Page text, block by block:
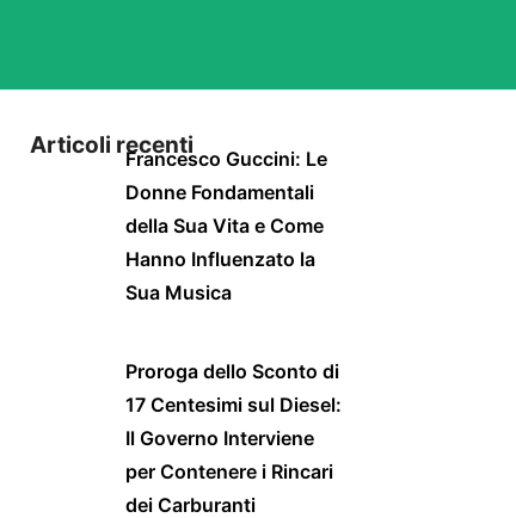
Articoli recentiFrancesco Guccini: Le
Donne Fondamentali
della Sua Vita e Come
Hanno Influenzato la
Sua Musica
Proroga dello Sconto di
17 Centesimi sul Diesel:
Il Governo Interviene
per Contenere i Rincari
dei Carburanti